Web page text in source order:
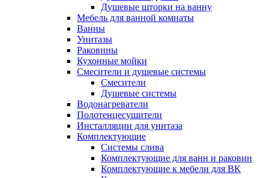
Душевые шторки на ванну
Мебель для ванной комнаты
Ванны
Унитазы
Раковины
Кухонные мойки
Смесители и душевые системы
Смесители
Душевые системы
Водонагреватели
Полотенцесушители
Инсталляции для унитаза
Комплектующие
Системы слива
Комплектующие для ванн и раковин
Комплектующие к мебели для ВК